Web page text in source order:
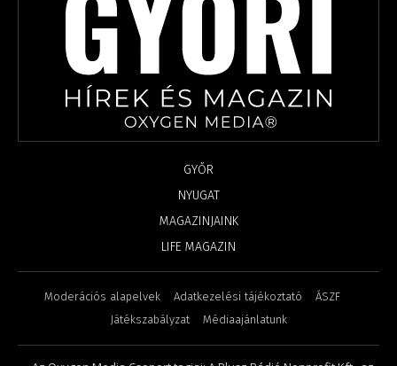
GYŐR
NYUGAT
MAGAZINJAINK
LIFE MAGAZIN
Moderációs alapelvek Adatkezelési tájékoztató
ÁSZF
Játékszabályzat
Médiaajánlatunk